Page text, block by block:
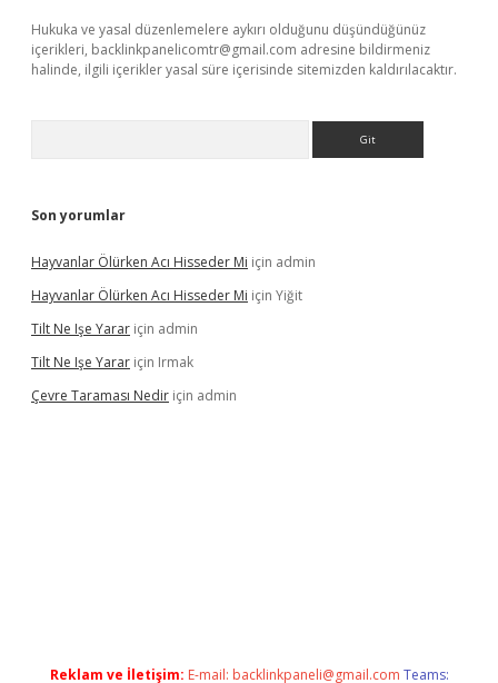
Hukuka ve yasal düzenlemelere aykırı olduğunu düşündüğünüz
içerikleri, backlinkpanelicomtr@gmail.com adresine bildirmeniz
halinde, ilgili içerikler yasal süre içerisinde sitemizden kaldırılacaktır.
Son yorumlar
Hayvanlar Ölürken Acı Hisseder Mi için admin
Hayvanlar Ölürken Acı Hisseder Mi için Yiğit
Tilt Ne Işe Yarar için admin
Tilt Ne Işe Yarar için Irmak
Çevre Taraması Nedir için admin
Reklam ve İletişim: E-mail: backlinkpaneli@gmail.com Teams: